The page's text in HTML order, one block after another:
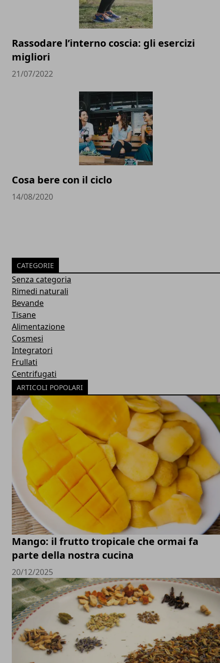
Rassodare l’interno coscia: gli esercizi
migliori
21/07/2022
Cosa bere con il ciclo
14/08/2020
CATEGORIE
Senza categoria
Rimedi naturali
Bevande
Tisane
Alimentazione
Cosmesi
Integratori
Frullati
Centrifugati
ARTICOLI POPOLARI
Mango: il frutto tropicale che ormai fa
parte della nostra cucina
20/12/2025